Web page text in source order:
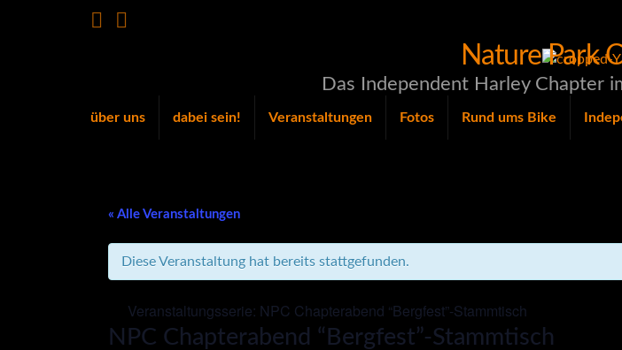
Nature Park
Das Independent Harley Chapter
über uns dabei sein! Veranstaltungen Fotos Rund ums Bike
« Alle Veranstaltungen
Diese Veranstaltung hat bereits stattgefunden.
Veranstaltungsserie: NPC Chapterabend “Bergfest”-Stammtisch
NPC Chapterabend “Bergfest”-Stammtisch